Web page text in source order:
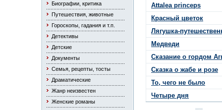
Биографии, критика
Путешествия, животные
Гороскопы, гадания и т.п.
Детективы
Детские
Документы
Семья, рецепты, тосты
Драматические
Жанр неизвестен
Женские романы
Аttalea princeps
Красный цветок
Лягушка-
Медведи
Сказание о гордом
Сказка о жабе и розе
То, чего не было
Четыре дня